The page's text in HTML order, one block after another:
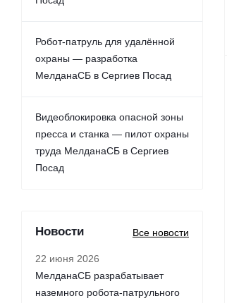
Робот-патруль для удалённой
охраны — разработка
МелданаСБ в Сергиев Посад
Видеоблокировка опасной зоны
пресса и станка — пилот охраны
труда МелданаСБ в Сергиев
Посад
Новости Все новости
22 июня 2026
МелданаСБ разрабатывает
наземного робота-патрульного